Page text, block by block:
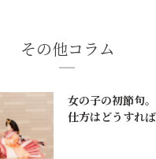
その他コラム
女の子の初節句
仕方はどうすれ